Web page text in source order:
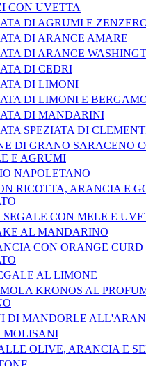
CON UVETTA
DI AGRUMI E
DI ARANCE AMARE
DI ARANCE
DI CEDRI
DI LIMONI
DI LIMONI E
DI MANDARINI
SPEZIATA DI
DI GRANO SARACENO
E AGRUMI
NAPOLETANO
RICOTTA, ARANCIA E
CON MELE E
AL MANDARINO
CON ORANGE CURD
AL LIMONE
KRONOS AL
DI MANDORLE
MOLISANI
OLIVE, ARANCIA E